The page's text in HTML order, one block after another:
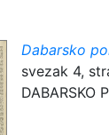
Dabarsko
svezak 4,
DABARSKO